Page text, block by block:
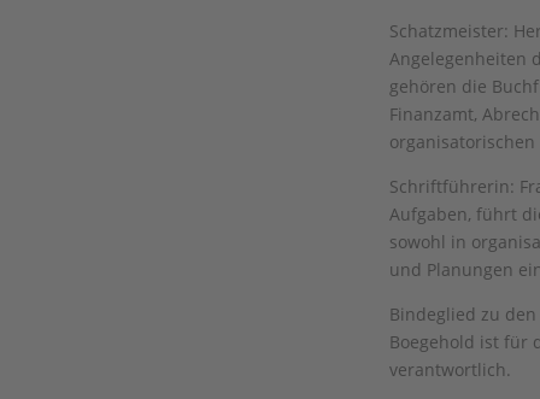
Schatzmeister:
Angelegenheiten
gehören die
Finanzamt,
Schriftführerin:
Aufgaben, führt
sowohl in
und Planungen
Bindeglied zu
Boegehold ist für
verantwortlich.